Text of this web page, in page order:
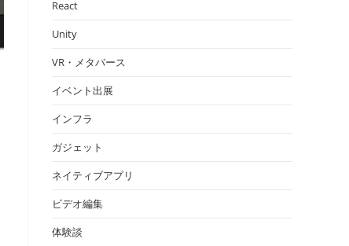
React
Unity
VR・メタバース
イベント出展
インフラ
ガジェット
ネイティブアプリ
ビデオ編集
体験談